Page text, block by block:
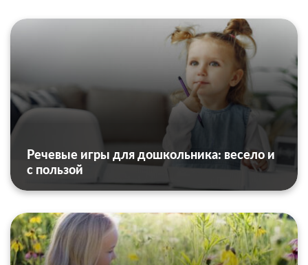
Речевые игры для дошкольника: весело и
с пользой